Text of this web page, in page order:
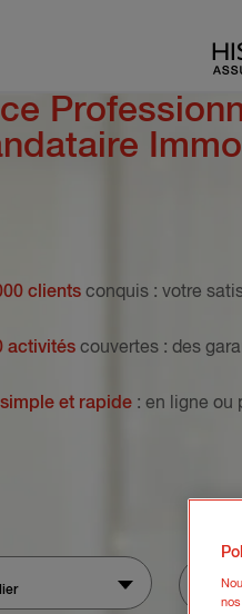
clients conquis : votre
activités couvertes : des
simple et rapide : en ligne ou